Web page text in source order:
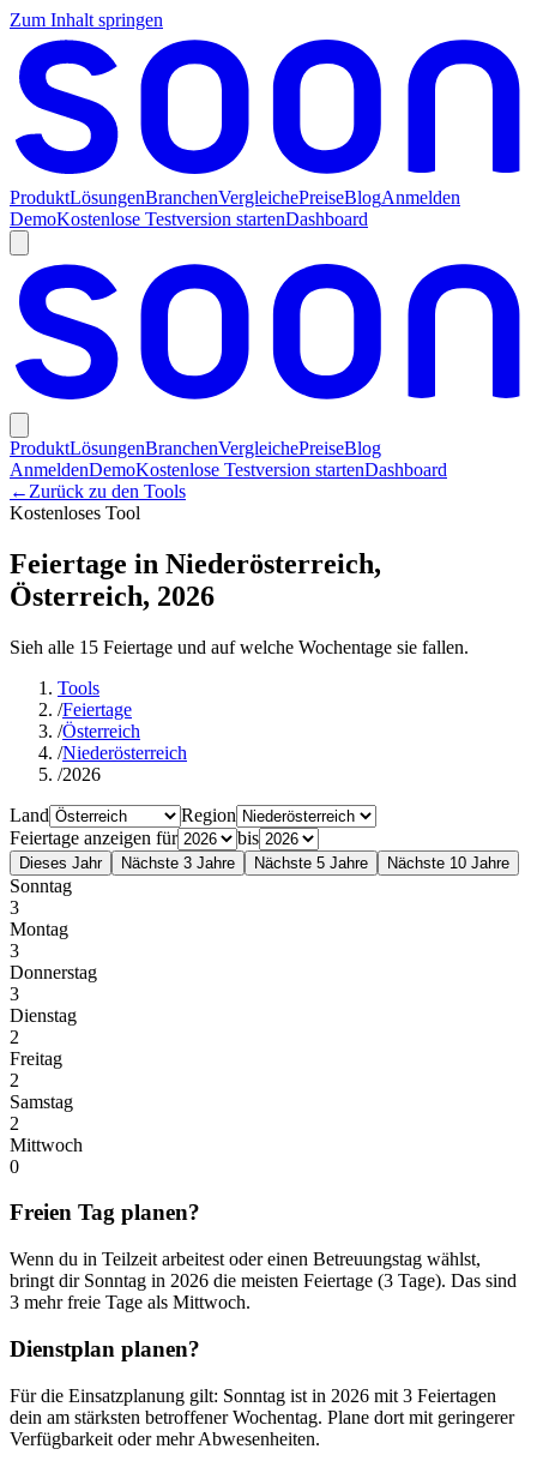
Zum Inhalt springen
ProduktLösungenBranchenVergleichePreiseBlogAnmelden
DemoKostenlose Testversion startenDashboard
ProduktLösungenBranchenVergleichePreiseBlog
AnmeldenDemoKostenlose Testversion startenDashboard
← Zurück zu den Tools
Kostenloses Tool
Feiertage in Niederösterreich,
Österreich, 2026
Sieh alle 15 Feiertage und auf welche Wochentage sie fallen.
Tools
/Feiertage
/Österreich
/Niederösterreich
/2026
Land
Region
Feiertage anzeigen für
bis
Dieses Jahr Nächste 3 Jahre Nächste 5 Jahre Nächste 10 Jahre
Sonntag
3
Montag
3
Donnerstag
3
Dienstag
2
Freitag
2
Samstag
2
Mittwoch
0
Freien Tag planen?
Wenn du in Teilzeit arbeitest oder einen Betreuungstag wählst,
bringt dir Sonntag in 2026 die meisten Feiertage (3 Tage). Das sind
3 mehr freie Tage als Mittwoch.
Dienstplan planen?
Für die Einsatzplanung gilt: Sonntag ist in 2026 mit 3 Feiertagen
dein am stärksten betroffener Wochentag. Plane dort mit geringerer
Verfügbarkeit oder mehr Abwesenheiten.